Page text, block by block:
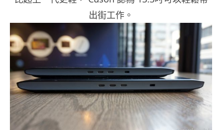
出街工作。